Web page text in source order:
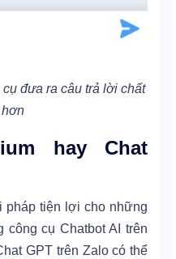
đưa ra câu trả lời chất
hay Chat
pháp tiện lợi cho những
cụ Chatbot AI trên
GPT trên Zalo có thể